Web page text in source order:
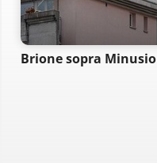
Brione sopra Minusio